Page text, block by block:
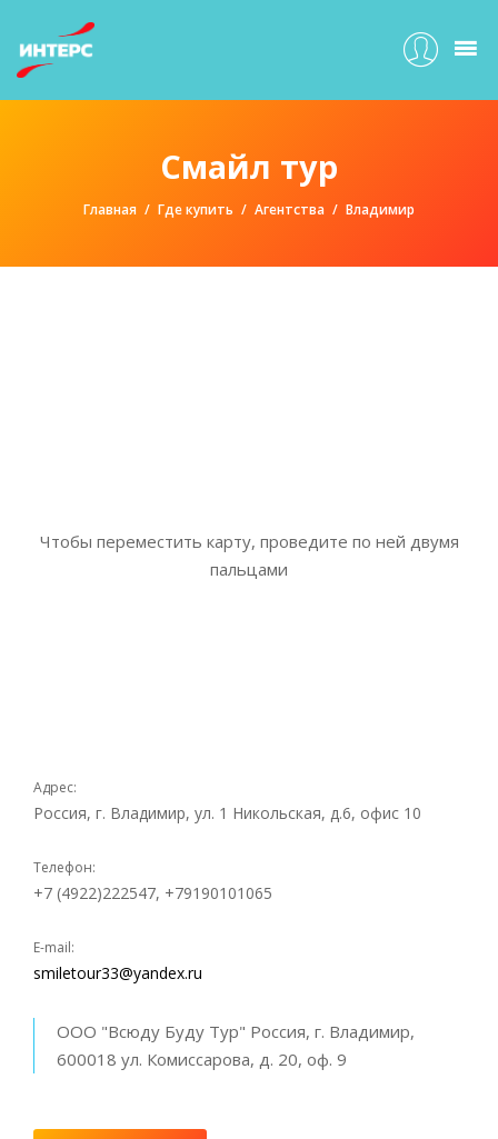
Смайл тур
Главная Где купить Агентства Владимир
Чтобы переместить карту, проведите по ней двумя
пальцами
Адрес:
Россия, г. Владимир, ул. 1 Никольская, д.6, офис 10
Телефон:
+7 (4922)222547, +79190101065
E-mail:
smiletour33@yandex.ru
ООО "Всюду Буду Тур" Россия, г. Владимир,
600018 ул. Комиссарова, д. 20, оф. 9